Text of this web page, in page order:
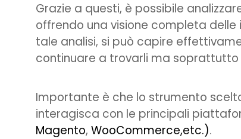
Grazie a questi, è possibile
offrendo una visione completa
tale analisi, si può capire
continuare a trovarli ma
Importante è che lo strumento
interagisca con le principali
Magento, WooCommerce,etc.).